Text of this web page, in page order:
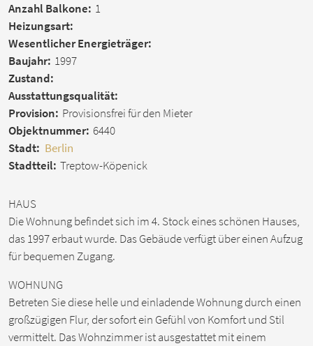
Anzahl Balkone: 1
Heizungsart:
Wesentlicher Energieträger:
Baujahr: 1997
Zustand:
Ausstattungsqualität:
Provision: Provisionsfrei für den Mieter
Objektnummer: 6440
Stadt: Berlin
Stadtteil: Treptow-Köpenick
HAUS
Die Wohnung befindet sich im 4. Stock eines schönen Hauses,
das 1997 erbaut wurde. Das Gebäude verfügt über einen Aufzug
für bequemen Zugang.
WOHNUNG
Betreten Sie diese helle und einladende Wohnung durch einen
großzügigen Flur, der sofort ein Gefühl von Komfort und Stil
vermittelt. Das Wohnzimmer ist ausgestattet mit einem